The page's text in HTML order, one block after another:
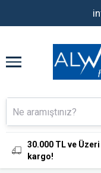
30.000 TL ve
kargo!